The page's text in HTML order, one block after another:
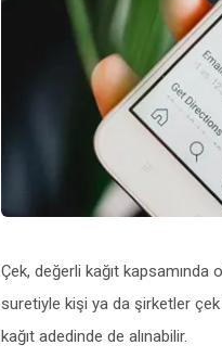
Çek, değerli kağıt kapsamında
suretiyle kişi ya da şirketler
kağıt adedinde de alınabilir.